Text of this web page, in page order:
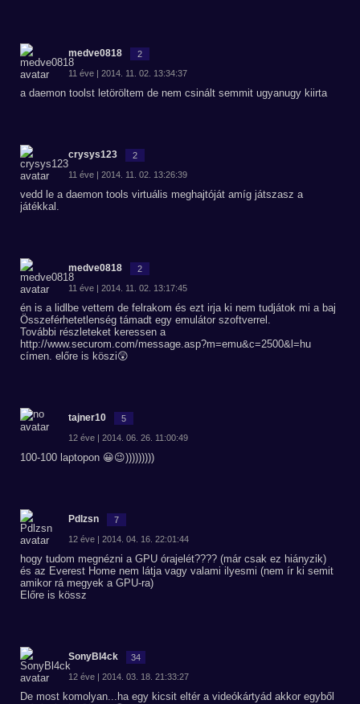
medve0818 2
11 éve | 2014. 11. 02. 13:34:37
a daemon toolst letöröltem de nem csinált semmit ugyanugy kiirta
crysys123 2
11 éve | 2014. 11. 02. 13:26:39
vedd le a daemon tools virtuális meghajtóját amíg játszasz a
játékkal.
medve0818 2
11 éve | 2014. 11. 02. 13:17:45
én is a lidlbe vettem de felrakom és ezt irja ki nem tudjátok mi a baj
Összeférhetetlenség támadt egy emulátor szoftverrel.
További részleteket keressen a
http://www.securom.com/message.asp?m=emu&c=2500&l=hu
címen. előre is köszi😲
tajner10 5
12 éve | 2014. 06. 26. 11:00:49
100-100 laptopon 😀😉)))))))))
Pdlzsn 7
12 éve | 2014. 04. 16. 22:01:44
hogy tudom megnézni a GPU órajelét???? (már csak ez hiányzik)
és az Everest Home nem látja vagy valami ilyesmi (nem ír ki semit
amikor rá megyek a GPU-ra)
Előre is kössz
SonyBl4ck 34
12 éve | 2014. 03. 18. 21:33:27
De most komolyan...ha egy kicsit eltér a videókártyád akkor egyből